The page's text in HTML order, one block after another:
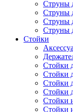
Струны
Струны
Струны
Струны
Стойки
Стойки
Стойки
Стойки
Стойки
Стойки
Стойки